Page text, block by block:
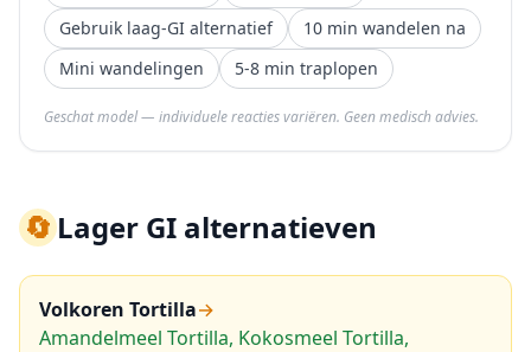
Gebruik laag-GI alternatief
10 min wandelen na
Mini wandelingen
5-8 min traplopen
Geschat model — individuele reacties variëren. Geen medisch advies.
🔄Lager GI alternatieven
Volkoren Tortilla→
Amandelmeel Tortilla, Kokosmeel Tortilla,